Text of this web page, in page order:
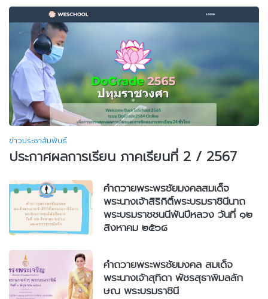
ข่าวประชาสัมพันธ์
ประกาศผลการเรียน ภาคเรียนที่ 2 / 2567
คำถวายพระพรชัยมงคลสมเด็จ
พระนางเจ้าสิริกิติ์พระบรมราชินีนาถ
พระบรมราชชนนีพันปีหลวง วันที่ ๑๒
สิงหาคม ๒๕๖๘
คำถวายพระพรชัยมงคล สมเด็จ
พระนางเจ้าสุทิดา พัชรสุธาพิมลลัก
ษณ พระบรมราชินี